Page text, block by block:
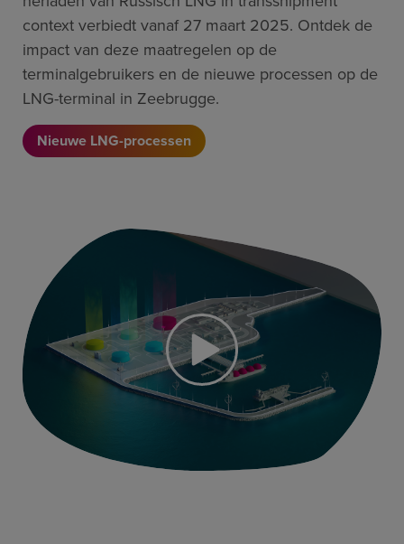
context verbiedt vanaf 27 maart 2025. Ontdek de
impact van deze maatregelen op de
terminalgebruikers en de nieuwe processen op de
LNG-terminal in Zeebrugge.
Nieuwe LNG-processen